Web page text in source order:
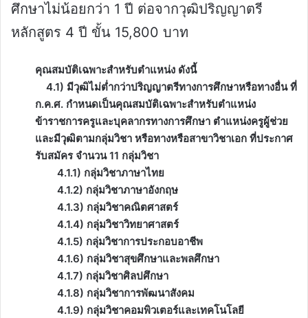
ศึกษาไม่น้อยกว่า 1 ปี ต่อจากวุฒิปริญญาตรี
หลักสูตร 4 ปี ขั้น 15,800 บาท
คุณสมบัติเฉพาะสำหรับตำแหน่ง ดังนี้
4.1) มีวุฒิไม่ต่ำกว่าปริญญาตรีทางการศึกษาหรือทางอื่น ที่
ก.ค.ศ. กำหนดเป็นคุณสมบัติเฉพาะสำหรับตำแหน่ง
ข้าราชการครูและบุคลากรทางการศึกษา ตำแหน่งครูผู้ช่วย
และมีวุฒิตามกลุ่มวิชา หรือทางหรือสาขาวิชาเอก ที่ประกาศ
รับสมัคร จำนวน 11 กลุ่มวิชา
4.1.1) กลุ่มวิชาภาษาไทย
4.1.2) กลุ่มวิชาภาษาอังกฤษ
4.1.3) กลุ่มวิชาคณิตศาสตร์
4.1.4) กลุ่มวิชาวิทยาศาสตร์
4.1.5) กลุ่มวิชาการประกอบอาชีพ
4.1.6) กลุ่มวิชาสุขศึกษาและพลศึกษา
4.1.7) กลุ่มวิชาศิลปศึกษา
4.1.8) กลุ่มวิชาการพัฒนาสังคม
4.1.9) กลุ่มวิชาคอมพิวเตอร์และเทคโนโลยี